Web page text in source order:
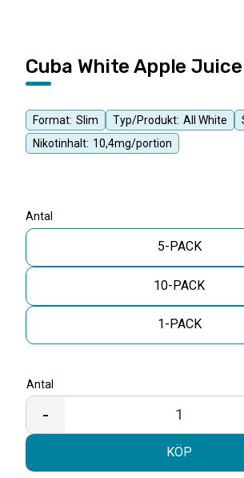
Format: Slim Typ/Produkt: All White
Nikotinhalt: 10,4mg/portion
Cuba White Apple Juice
Antal
5-PACK
10-PACK
1-PACK
Antal
-
KÖP